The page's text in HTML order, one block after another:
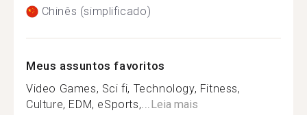
Chinês (simplificado)
Meus assuntos favoritos
Video Games, Sci fi, Technology, Fitness,
Culture, EDM, eSports,...Leia mais